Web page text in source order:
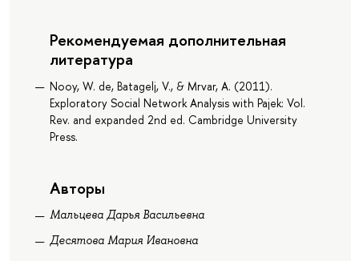
Рекомендуемая дополнительная
литература
Nooy, W. de, Batagelj, V., & Mrvar, A. (2011).
Exploratory Social Network Analysis with Pajek: Vol.
Rev. and expanded 2nd ed. Cambridge University
Press.
Авторы
Мальцева Дарья Васильевна
Десятова Мария Ивановна